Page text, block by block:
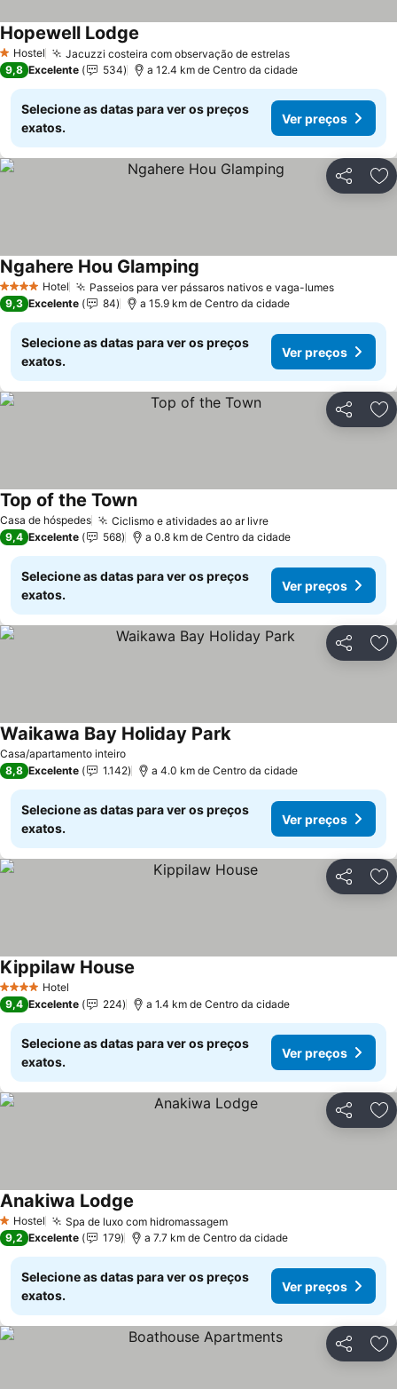
1 Estrelas
Hostel Jacuzzi costeira com observação de estrelas
Hopewell Lodge
9,8 Excelente 534 a 12.4 km de Centro da cidade
Selecione as datas para ver os preços
exatos.
Ver preços
Partilhar
4 EstrelasHotel Passeios para ver pássaros nativos e vaga-lumes
Ngahere Hou Glamping
9,3 Excelente 84 a 15.9 km de Centro da cidade
Selecione as datas para ver os preços
exatos.
Ver preços
Partilhar
Casa de hóspedes Ciclismo e atividades ao ar livre
Top of the Town
9,4 Excelente 568 a 0.8 km de Centro da cidade
Selecione as datas para ver os preços
exatos.
Ver preços
Partilhar
Casa/apartamento inteiro
Waikawa Bay Holiday Park
8,8 Excelente 1.142 a 4.0 km de Centro da cidade
Selecione as datas para ver os preços
exatos.
Ver preços
Partilhar
4 EstrelasHotel
Kippilaw House
9,4 Excelente 224 a 1.4 km de Centro da cidade
Selecione as datas para ver os preços
exatos.
Ver preços
Partilhar
1 Estrelas
Hostel Spa de luxo com hidromassagem
Anakiwa Lodge
9,2 Excelente 179 a 7.7 km de Centro da cidade
Selecione as datas para ver os preços
exatos.
Ver preços
Partilhar